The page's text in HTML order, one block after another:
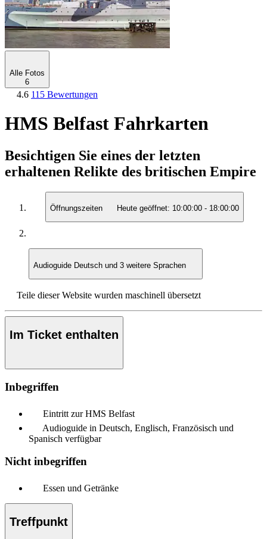
Alle Fotos
6
4.6 115 Bewertungen
HMS Belfast Fahrkarten
Besichtigen Sie eines der letzten
erhaltenen Relikte des britischen Empire
Öffnungszeiten Heute geöffnet: 10:00:00 - 18:00:00
Audioguide Deutsch und 3 weitere Sprachen
Teile dieser Website wurden maschinell übersetzt
Im Ticket enthalten
Inbegriffen
Eintritt zur HMS Belfast
Audioguide in Deutsch, Englisch, Französisch und
Spanisch verfügbar
Nicht inbegriffen
Essen und Getränke
Treffpunkt